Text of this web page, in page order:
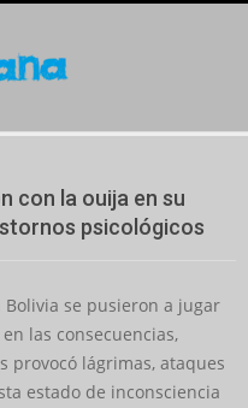
con la ouija en su
psicológicos
se pusieron a jugar
las consecuencias,
provocó lágrimas, ataques
estado de inconsciencia